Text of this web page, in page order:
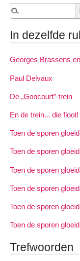
In dezelfde
Georges Brassens
Paul Delvaux
De „Goncourt”-trein
En de trein... die floot!
Toen de sporen
Toen de sporen
Toen de sporen
Toen de sporen
Toen de sporen
Toen de sporen
Trefwoorden